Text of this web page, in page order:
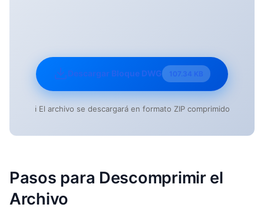
Descargar Bloque DWG 107.34 KB
ℹ️ El archivo se descargará en formato ZIP comprimido
Pasos para Descomprimir el
Archivo